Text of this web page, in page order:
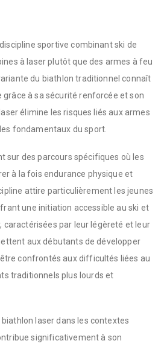
sportive combinant ski de
à laser plutôt que des armes à feu
du biathlon traditionnel connaît
à sa sécurité renforcée et son
élimine les risques liés aux armes
fondamentaux du sport.
sur des parcours spécifiques où les
à la fois endurance physique et
attire particulièrement les jeunes
une initiation accessible au ski et
caractérisées par leur légèreté et leur
aux débutants de développer
confrontés aux difficultés liées au
traditionnels plus lourds et
laser dans les contextes
significativement à son